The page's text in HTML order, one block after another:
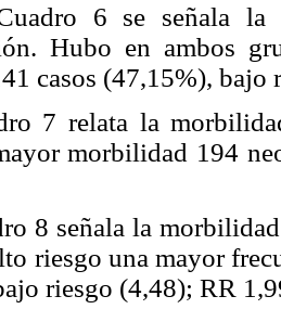
6 se señala la
Hubo en ambos
casos (47,15%), bajo
7 relata la
morbilidad 194
8 señala la
riesgo una mayor
riesgo (4,48); RR